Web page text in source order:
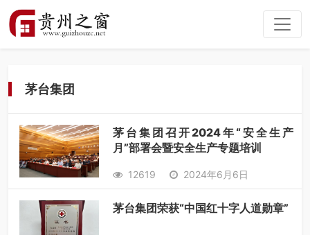
茅台集团
茅台集团召开2024年“安全生产
月”部署会暨安全生产专题培训
12619 2024年6月6日
茅台集团荣获“中国红十字人道勋章”